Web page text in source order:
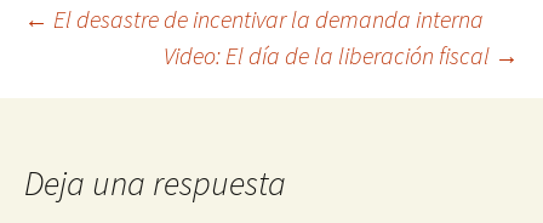
Navegación
← El desastre de incentivar la demanda interna
Video: El día de la liberación fiscal →
Deja una respuesta